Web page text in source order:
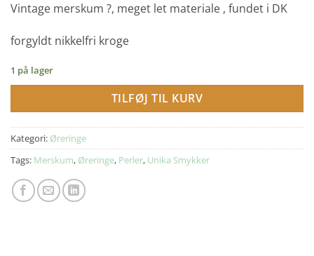
Vintage merskum ?, meget let materiale , fundet i DK
forgyldt nikkelfri kroge
1 på lager
TILFØJ TIL KURV
Kategori: Øreringe
Tags: Merskum, Øreringe, Perler, Unika Smykker